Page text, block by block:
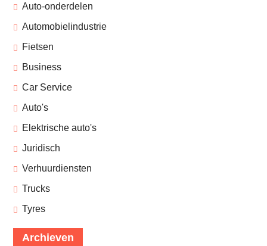
Auto-onderdelen
Automobielindustrie
Fietsen
Business
Car Service
Auto's
Elektrische auto's
Juridisch
Verhuurdiensten
Trucks
Tyres
Archieven